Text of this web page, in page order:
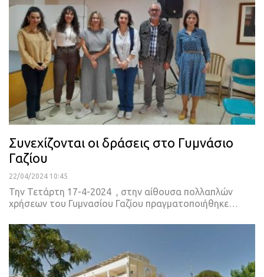
Συνεχίζονται οι δράσεις στο Γυμνάσιο
Γαζίου
22/04/2024 10:45
Την Τετάρτη 17-4-2024 , στην αίθουσα πολλαπλών
χρήσεων του Γυμνασίου Γαζίου πραγματοποιήθηκε…